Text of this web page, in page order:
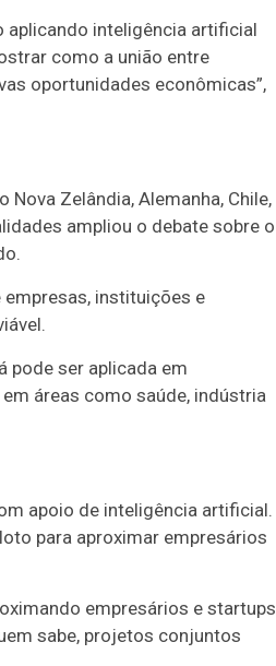
aplicando inteligência artificial
como a união entre
oportunidades econômicas”,
Zelândia, Alemanha, Chile,
ampliou o debate sobre o
instituições e
pode ser aplicada em
áreas como saúde, indústria
apoio de inteligência artificial.
para aproximar empresários
empresários e startups
sabe, projetos conjuntos